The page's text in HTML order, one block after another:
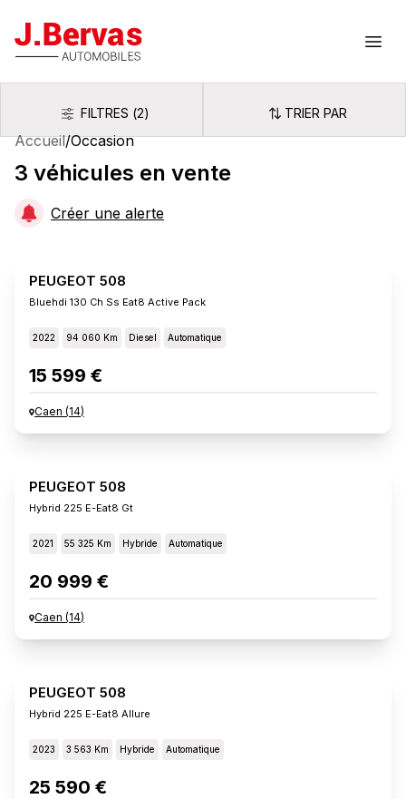
J.Bervas
FiltresFILTRES (2) Trier par
TRIER PAR
Accueil/Occasion
3 véhicules en vente
Créer une alerte
PEUGEOT 508
Bluehdi 130 Ch Ss Eat8 Active Pack
2022 94 060 Km Diesel Automatique
15 599 €
Caen (14)
PEUGEOT 508
Hybrid 225 E-Eat8 Gt
2021 55 325 Km Hybride Automatique
20 999 €
Caen (14)
PEUGEOT 508
Hybrid 225 E-Eat8 Allure
2023 3 563 Km Hybride Automatique
25 590 €